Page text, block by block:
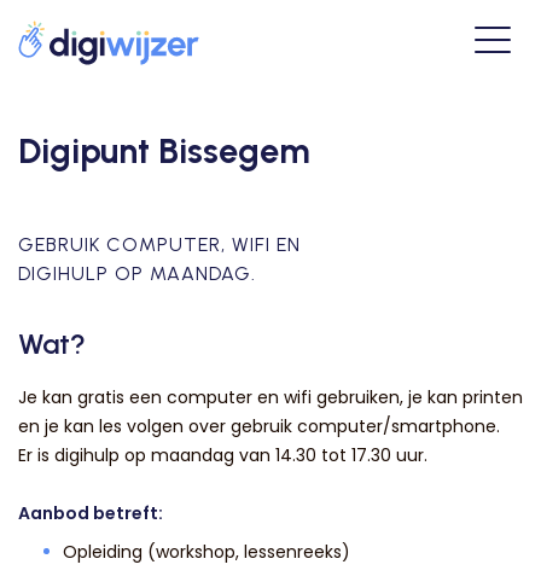
Digipunt Bissegem
GEBRUIK COMPUTER, WIFI EN
DIGIHULP OP MAANDAG.
Wat?
Je kan gratis een computer en wifi gebruiken, je kan printen
en je kan les volgen over gebruik computer/smartphone.
Er is digihulp op maandag van 14.30 tot 17.30 uur.
Aanbod betreft:
Opleiding (workshop, lessenreeks)